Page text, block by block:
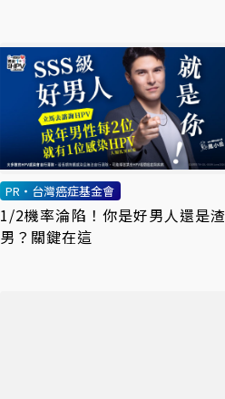
PR・台灣癌症基金會
1/2機率淪陷！你是好男人還是渣
男？關鍵在這